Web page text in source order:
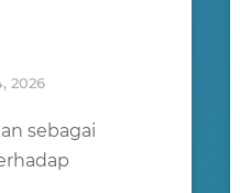
2026
sebagai